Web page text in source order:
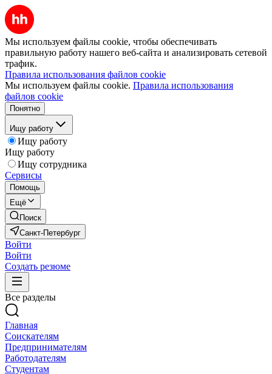
Мы используем файлы cookie, чтобы обеспечивать
правильную работу нашего веб-сайта и анализировать сетевой
трафик.
Правила использования файлов cookie
Мы используем файлы cookie. Правила использования
файлов cookie
Понятно
Ищу работу
Ищу работу
Ищу работу
Ищу сотрудника
Сервисы
Помощь
Ещё
Поиск
Санкт-Петербург
Войти
Войти
Создать резюме
Все разделы
Главная
Соискателям
Предпринимателям
Работодателям
Студентам